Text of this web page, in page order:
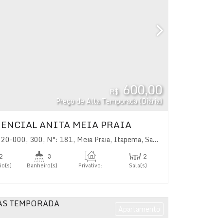
R$ 600,00
Preço de Alta Temporada (Diária)
ANITA MEIA PRAIA
000, 300, N°: 181, Meia Praia, Itapema,Santa Catarina
2 3
Banheiro(s) Privativo:
2
Sala(s)